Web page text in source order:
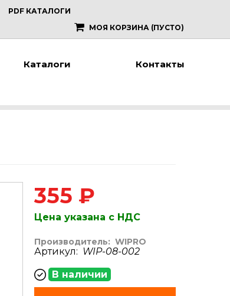
PDF КАТАЛОГИ
МОЯ КОРЗИНА (ПУСТО)
Каталоги Контакты
355 ₽
Цена указана с НДС
Производитель: WIPRO
Артикул: WIP-08-002
В наличии